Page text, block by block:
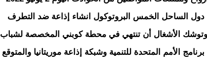
دول الساحل الخمس البروتوكول انشاء إذاعة ضد التطرف
الأشغال أن تنتهي في محطة كوبني المخصصة لشباب
الأمم المتحدة للتنمية وشبكة إذاعة موريتانيا والمتوقع